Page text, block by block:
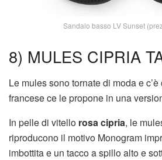
Sandalo basso LV Sunset
8) MULES CIPRIA
Le mules sono tornate di moda e
francese ce le propone in una
In pelle di vitello rosa cipria, le
riproducono il motivo Monogram
imbottita e un tacco a spillo alto e